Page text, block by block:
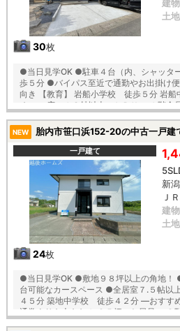
30枚
建
土
●当日見学OK ●駐車４台（内、シャッタ
歩５分 ●バイパス至近で通勤やお出掛け
向き 【教育】 岩船小学校 徒歩５分 岩船中学校 徒歩１６分 ―おすす
め― ・広々１８帖以上のＬＤＫ ・１階全
と納戸付き ・倉庫完備なので季節物の収納
NEW 胎内市笹口浜152-20の中古一戸建
一戸建て
24枚
新
Ｊ
建
土
●当日見学OK ●敷地９８坪以上の角地！
台可能なカースペース ●全居室７.５帖以上 【教育】 築地小学校 徒
４５分 築地中学校 徒歩４２分 ―おすすめ― ・広々１５帖のＬＤＫ ・
通常よりも大きな１.２５坪のお風呂 ・２